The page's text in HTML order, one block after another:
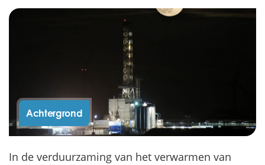
Achtergrond
In de verduurzaming van het verwarmen van